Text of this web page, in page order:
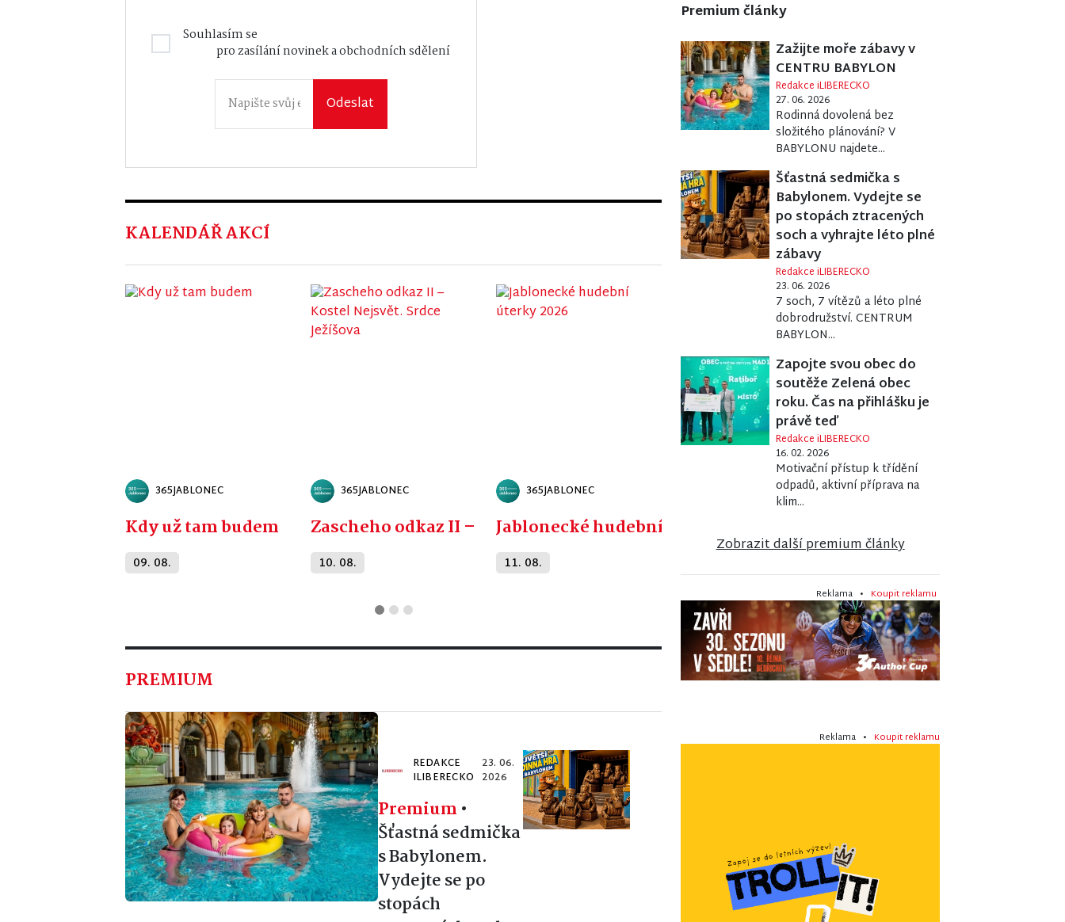
Souhlasím se
pro zasílání novinek a obchodních sdělení
Odeslat
KALENDÁŘ AKCÍ
365JABLONEC
Kdy už tam budem
09. 08.
365JABLONEC
Zascheho odkaz II – Kostel Nejsvět. Srdce Ježíšova
10. 08.
365JABLONEC
Jablonecké hudební úterky 2026
11. 08.
PREMIUM
REDAKCE
ILIBERECKO
23. 06.
2026
Premium •
Šťastná sedmička
s Babylonem.
Vydejte se po
stopách
Premium články
Zažijte moře zábavy v
CENTRU BABYLON
Redakce iLIBERECKO
27. 06. 2026
Rodinná dovolená bez
složitého plánování? V
BABYLONU najdete...
Šťastná sedmička s
Babylonem. Vydejte se
po stopách ztracených
soch a vyhrajte léto plné
zábavy
Redakce iLIBERECKO
23. 06. 2026
7 soch, 7 vítězů a léto plné
dobrodružství. CENTRUM
BABYLON...
Zapojte svou obec do
soutěže Zelená obec
roku. Čas na přihlášku je
právě teď
Redakce iLIBERECKO
16. 02. 2026
Motivační přístup k třídění
odpadů, aktivní příprava na
klim...
Zobrazit další premium články
Reklama • Koupit reklamu
Reklama • Koupit reklamu